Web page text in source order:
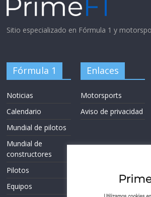
Sitio especializado en Fórmula 1 y
Fórmula 1
Noticias
Calendario
Mundial de pilotos
Mundial de
constructores
Pilotos
Equipos
Enlaces
Motorsports
Aviso de privacidad